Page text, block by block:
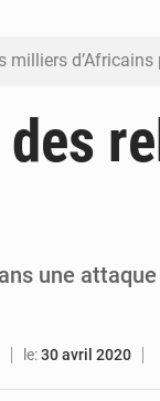
d’Africains
enfin transférés à
des
une
le:30 avril 2020